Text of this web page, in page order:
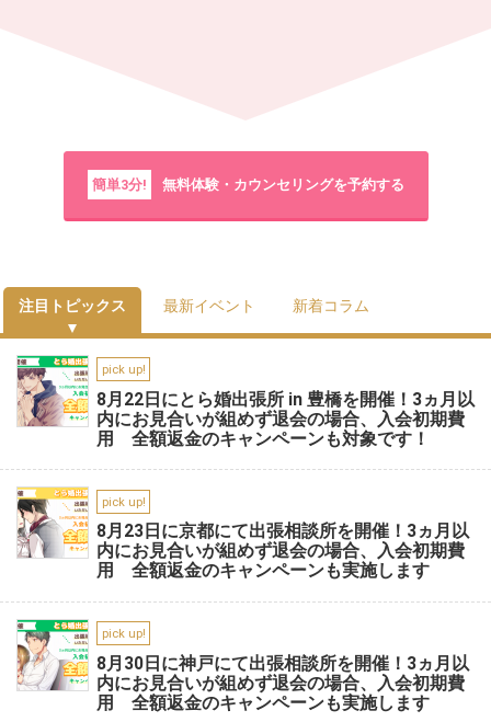
簡単3分! 無料体験・カウンセリングを予約する
注目トピックス 最新イベント 新着コラム
pick up!
8月22日にとら婚出張所 in 豊橋を開催！3ヵ月以
内にお見合いが組めず退会の場合、入会初期費
用 全額返金のキャンペーンも対象です！
pick up!
8月23日に京都にて出張相談所を開催！3ヵ月以
内にお見合いが組めず退会の場合、入会初期費
用 全額返金のキャンペーンも実施します
pick up!
8月30日に神戸にて出張相談所を開催！3ヵ月以
内にお見合いが組めず退会の場合、入会初期費
用 全額返金のキャンペーンも実施します